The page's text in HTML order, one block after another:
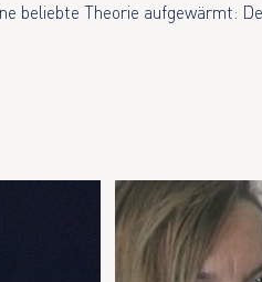
beliebte Theorie aufgewärmt: